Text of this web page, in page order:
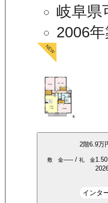
岐阜県
2006
2階6.9万
敷 金-----/ 礼 金
インタ